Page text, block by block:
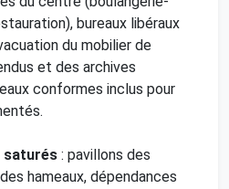
bureaux libéraux
du mobilier de
et des archives
conformes inclus pour
saturés : pavillons des
hameaux, dépendances